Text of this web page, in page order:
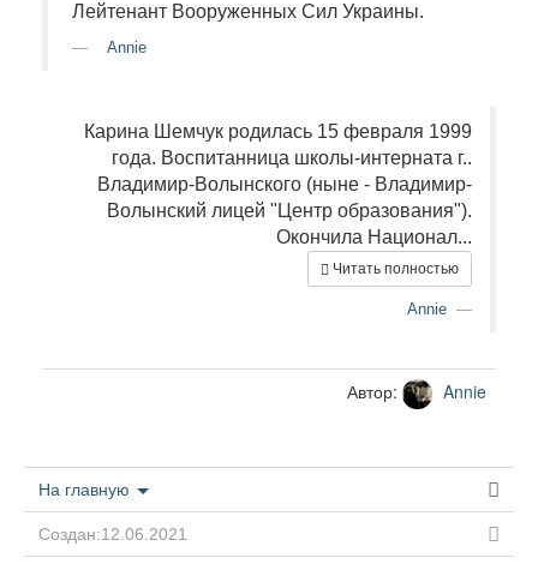
Лейтенант Вооруженных Сил Украины.
Annie
Карина Шемчук родилась 15 февраля 1999
года. Воспитанница школы-интерната г..
Владимир-Волынского (ныне - Владимир-
Волынский лицей "Центр образования").
Окончила Национал...
Читать полностью
Annie
Автор: Annie
На главную
Создан:12.06.2021